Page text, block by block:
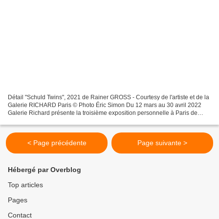
Détail "Schuld Twins", 2021 de Rainer GROSS - Courtesy de l'artiste et de la
Galerie RICHARD Paris © Photo Éric Simon Du 12 mars au 30 avril 2022
Galerie Richard présente la troisième exposition personnelle à Paris de
< Page précédente Page suivante >
Hébergé par Overblog
Top articles
Pages
Contact